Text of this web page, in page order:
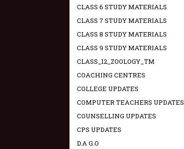
CLASS 6 STUDY MATERIALS
CLASS 7 STUDY MATERIALS
CLASS 8 STUDY MATERIALS
CLASS 9 STUDY MATERIALS
CLASS_12_ZOOLOGY_TM
COACHING CENTRES
COLLEGE UPDATES
COMPUTER TEACHERS UPDATES
COUNSELLING UPDATES
CPS UPDATES
D.A G.O